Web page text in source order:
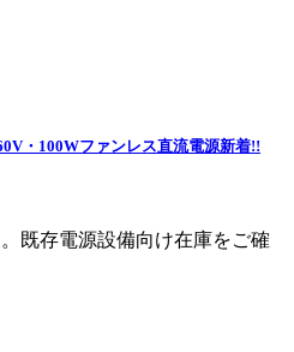
・100Wファンレス直流電源新着!!
既存電源設備向け在庫をご確